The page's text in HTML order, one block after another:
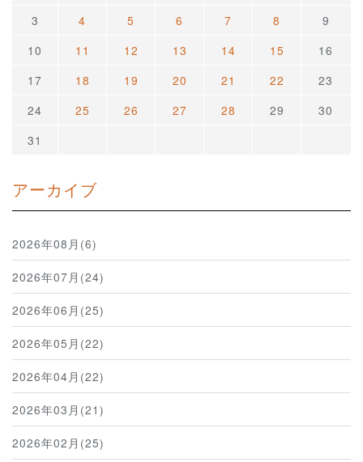
3
4 5 6 7 8
9
10
11 12 13 14 15
16
17
18 19 20 21 22
23
24
25 26 27 28 29
30
31
アーカイブ
2026年08月(6)
2026年07月(24)
2026年06月(25)
2026年05月(22)
2026年04月(22)
2026年03月(21)
2026年02月(25)